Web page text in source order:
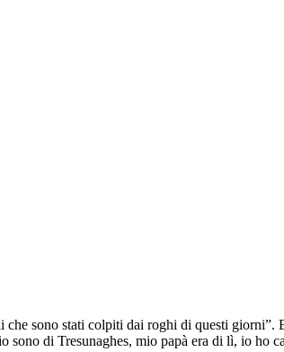
sono stati colpiti dai roghi di questi giorni”.
sono di Tresunaghes, mio papà era di lì, io ho